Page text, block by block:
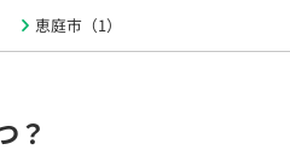
恵庭市（1）
？